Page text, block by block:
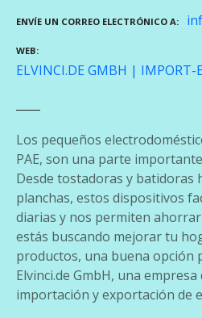
ENVÍE UN CORREO ELECTRÓNICO A
WEB
ELVINCI.DE GMBH | IMPORT-
Los pequeños
PAE, son una parte
Desde tostadoras y batidoras
planchas, estos dispositivos
diarias y nos permiten
estás buscando mejorar tu
productos, una buena opción
Elvinci.de GmbH, una empresa
importación y exportación de